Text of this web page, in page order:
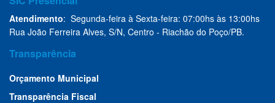
Atendimento: Segunda-feira à Sexta-feira: 07:00hs às 13:00hs
Rua João Ferreira Alves, S/N, Centro - Riachão do Poço/PB.
Transparência
Orçamento Municipal
Transparência Fiscal